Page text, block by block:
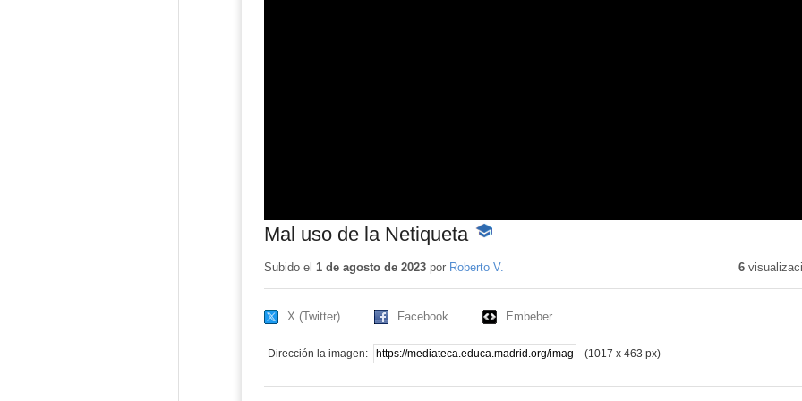
Mal uso de la Netiqueta -
educativo
Subido el 1 de agosto de 2023por Roberto V. 6
X (Twitter) Facebook Embeber
Dirección la imagen: (1017 x 463 px)